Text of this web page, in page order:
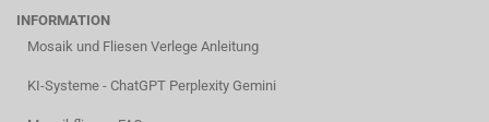
INFORMATION
Mosaik und Fliesen Verlege Anleitung
KI-Systeme - ChatGPT Perplexity Gemini